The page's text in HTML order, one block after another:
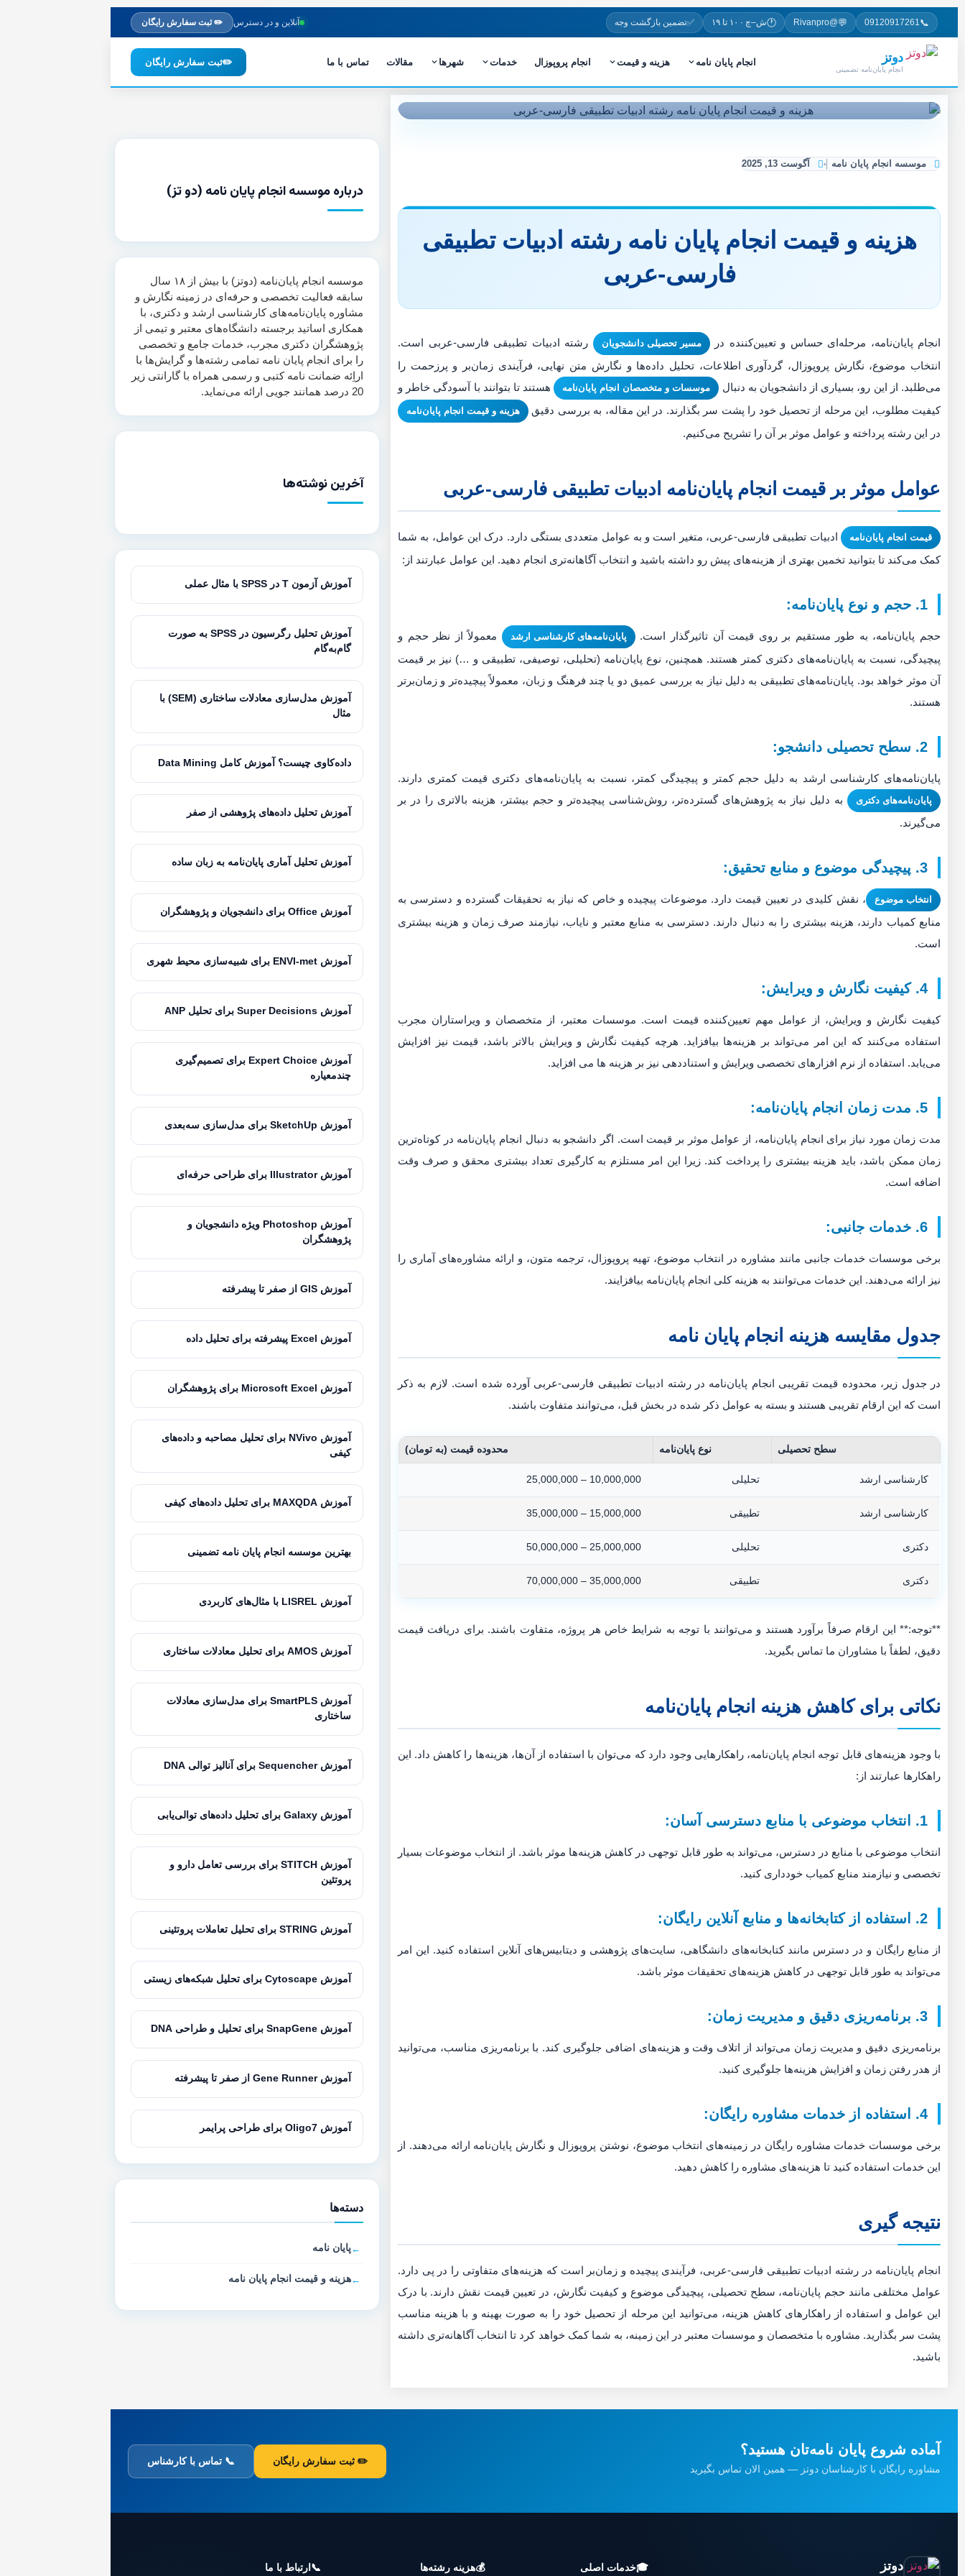
📞
09120917261
💬
@Rivanpro
🕐ش–چ · ۱۰ تا ۱۹ ✅تضمین بازگشت وجه آنلاین و در دسترس ✏️ ثبت سفارش رایگان
دوتز
انجام پایان‌نامه تضمینی
انجام پایان نامه هزینه و قیمت انجام پروپوزال خدمات شهرها مقالات تماس با ما ✏️ثبت سفارش رایگان
موسسه انجام پایان نامه آگوست 13, 2025
هزینه و قیمت انجام پایان نامه رشته ادبیات تطبیقی
فارسی-عربی
انجام پایان‌نامه، مرحله‌ای حساس و تعیین‌کننده در مسیر تحصیلی دانشجویان
رشته ادبیات تطبیقی فارسی-عربی است.
انتخاب موضوع، نگارش پروپوزال، گردآوری اطلاعات، تحلیل داده‌ها و نگارش متن نهایی، فرآیندی زمان‌بر و پرزحمت را
می‌طلبد. از این رو، بسیاری از دانشجویان به دنبال
موسسات و متخصصان انجام پایان‌نامه
هستند تا بتوانند با آسودگی خاطر و
کیفیت مطلوب، این مرحله از تحصیل خود را پشت سر بگذارند. در این مقاله، به بررسی دقیق
هزینه و قیمت انجام پایان‌نامه
در این رشته پرداخته و عوامل موثر بر آن را تشریح می‌کنیم.
عوامل موثر بر قیمت انجام پایان‌نامه ادبیات تطبیقی فارسی-عربی
قیمت انجام پایان‌نامه
ادبیات تطبیقی فارسی-عربی، متغیر است و به عوامل متعددی بستگی دارد. درک این عوامل، به شما
کمک می‌کند تا بتوانید تخمین بهتری از هزینه‌های پیش رو داشته باشید و انتخاب آگاهانه‌تری انجام دهید. این عوامل عبارتند از:
1. حجم و نوع پایان‌نامه:
حجم پایان‌نامه، به طور مستقیم بر روی قیمت آن تاثیرگذار است. پایان‌نامه‌های کارشناسی ارشد
معمولاً از نظر حجم و
پیچیدگی، نسبت به پایان‌نامه‌های دکتری کمتر هستند. همچنین، نوع پایان‌نامه (تحلیلی، توصیفی، تطبیقی و …) نیز بر قیمت
آن موثر خواهد بود. پایان‌نامه‌های تطبیقی به دلیل نیاز به بررسی عمیق دو یا چند فرهنگ و زبان، معمولاً پیچیده‌تر و زمان‌برتر
هستند.
2. سطح تحصیلی دانشجو:
پایان‌نامه‌های کارشناسی ارشد به دلیل حجم کمتر و پیچیدگی کمتر، نسبت به پایان‌نامه‌های دکتری قیمت کمتری دارند.
پایان‌نامه‌های دکتری
به دلیل نیاز به پژوهش‌های گسترده‌تر، روش‌شناسی پیچیده‌تر و حجم بیشتر، هزینه بالاتری را در بر
می‌گیرند.
3. پیچیدگی موضوع و منابع تحقیق:
انتخاب موضوع
، نقش کلیدی در تعیین قیمت دارد. موضوعات پیچیده و خاص که نیاز به تحقیقات گسترده و دسترسی به
منابع کمیاب دارند، هزینه بیشتری را به دنبال دارند. دسترسی به منابع معتبر و نایاب، نیازمند صرف زمان و هزینه بیشتری
است.
4. کیفیت نگارش و ویرایش:
کیفیت نگارش و ویرایش، از عوامل مهم تعیین‌کننده قیمت است. موسسات معتبر، از متخصصان و ویراستاران مجرب
استفاده می‌کنند که این امر می‌تواند بر هزینه‌ها بیافزاید. هرچه کیفیت نگارش و ویرایش بالاتر باشد، قیمت نیز افزایش
می‌یابد. استفاده از نرم افزارهای تخصصی ویرایش و استناددهی نیز بر هزینه ها می افزاید.
5. مدت زمان انجام پایان‌نامه:
مدت زمان مورد نیاز برای انجام پایان‌نامه، از عوامل موثر بر قیمت است. اگر دانشجو به دنبال انجام پایان‌نامه در کوتاه‌ترین
زمان ممکن باشد، باید هزینه بیشتری را پرداخت کند. زیرا این امر مستلزم به کارگیری تعداد بیشتری محقق و صرف وقت
اضافه است.
6. خدمات جانبی:
برخی موسسات خدمات جانبی مانند مشاوره در انتخاب موضوع، تهیه پروپوزال، ترجمه متون، و ارائه مشاوره‌های آماری را
نیز ارائه می‌دهند. این خدمات می‌توانند به هزینه کلی انجام پایان‌نامه بیافزایند.
جدول مقایسه هزینه انجام پایان نامه
در جدول زیر، محدوده قیمت تقریبی انجام پایان‌نامه در رشته ادبیات تطبیقی فارسی-عربی آورده شده است. لازم به ذکر
است که این ارقام تقریبی هستند و بسته به عوامل ذکر شده در بخش قبل، می‌توانند متفاوت باشند.
سطح تحصیلی نوع پایان‌نامه محدوده قیمت (به تومان)
کارشناسی ارشد تحلیلی 10,000,000 – 25,000,000
کارشناسی ارشد تطبیقی 15,000,000 – 35,000,000
دکتری تحلیلی 25,000,000 – 50,000,000
دکتری تطبیقی 35,000,000 – 70,000,000
**توجه:** این ارقام صرفاً برآورد هستند و می‌توانند با توجه به شرایط خاص هر پروژه، متفاوت باشند. برای دریافت قیمت
دقیق، لطفاً با مشاوران ما تماس بگیرید.
نکاتی برای کاهش هزینه انجام پایان‌نامه
با وجود هزینه‌های قابل توجه انجام پایان‌نامه، راهکارهایی وجود دارد که می‌توان با استفاده از آن‌ها، هزینه‌ها را کاهش داد. این
راهکارها عبارتند از:
1. انتخاب موضوعی با منابع دسترسی آسان:
انتخاب موضوعی با منابع در دسترس، می‌تواند به طور قابل توجهی در کاهش هزینه‌ها موثر باشد. از انتخاب موضوعات بسیار
تخصصی و نیازمند منابع کمیاب خودداری کنید.
2. استفاده از کتابخانه‌ها و منابع آنلاین رایگان:
از منابع رایگان و در دسترس مانند کتابخانه‌های دانشگاهی، سایت‌های پژوهشی و دیتابیس‌های آنلاین استفاده کنید. این امر
می‌تواند به طور قابل توجهی در کاهش هزینه‌های تحقیقات موثر باشد.
3. برنامه‌ریزی دقیق و مدیریت زمان:
برنامه‌ریزی دقیق و مدیریت زمان می‌تواند از اتلاف وقت و هزینه‌های اضافی جلوگیری کند. با برنامه‌ریزی مناسب، می‌توانید
از هدر رفتن زمان و افزایش هزینه‌ها جلوگیری کنید.
4. استفاده از خدمات مشاوره رایگان:
برخی موسسات خدمات مشاوره رایگان در زمینه‌های انتخاب موضوع، نوشتن پروپوزال و نگارش پایان‌نامه ارائه می‌دهند. از
این خدمات استفاده کنید تا هزینه‌های مشاوره را کاهش دهید.
نتیجه گیری
انجام پایان‌نامه در رشته ادبیات تطبیقی فارسی-عربی، فرآیندی پیچیده و زمان‌بر است که هزینه‌های متفاوتی را در پی دارد.
عوامل مختلفی مانند حجم پایان‌نامه، سطح تحصیلی، پیچیدگی موضوع و کیفیت نگارش، در تعیین قیمت نقش دارند. با درک
این عوامل و استفاده از راهکارهای کاهش هزینه، می‌توانید این مرحله از تحصیل خود را به صورت بهینه و با هزینه مناسب
پشت سر بگذارید. مشاوره با متخصصان و موسسات معتبر در این زمینه، به شما کمک خواهد کرد تا انتخاب آگاهانه‌تری داشته
باشید.
درباره موسسه انجام پایان نامه (دو تز)
موسسه انجام پایان‌نامه (دوتز) با بیش از ۱۸ سال
سابقه فعالیت تخصصی و حرفه‌ای در زمینه نگارش و
مشاوره پایان‌نامه‌های کارشناسی ارشد و دکتری، با
همکاری اساتید برجسته دانشگاه‌های معتبر و تیمی از
پژوهشگران دکتری مجرب، خدمات جامع و تخصصی
را برای انجام پایان نامه تمامی رشته‌ها و گرایش‌ها با
اراِئه ضمانت نامه کتبی و رسمی همراه با گارانتی زیر
20 درصد همانند جویی ارائه می‌نماید.
آخرین نوشته‌ها
آموزش آزمون T در SPSS با مثال عملی
آموزش تحلیل رگرسیون در SPSS به صورت
گام‌به‌گام
آموزش مدل‌سازی معادلات ساختاری (SEM) با
مثال
داده‌کاوی چیست؟ آموزش کامل Data Mining
آموزش تحلیل داده‌های پژوهشی از صفر
آموزش تحلیل آماری پایان‌نامه به زبان ساده
آموزش Office برای دانشجویان و پژوهشگران
آموزش ENVI-met برای شبیه‌سازی محیط شهری
آموزش Super Decisions برای تحلیل ANP
آموزش Expert Choice برای تصمیم‌گیری
چندمعیاره
آموزش SketchUp برای مدل‌سازی سه‌بعدی
آموزش Illustrator برای طراحی حرفه‌ای
آموزش Photoshop ویژه دانشجویان و
پژوهشگران
آموزش GIS از صفر تا پیشرفته
آموزش Excel پیشرفته برای تحلیل داده
آموزش Microsoft Excel برای پژوهشگران
آموزش NVivo برای تحلیل مصاحبه و داده‌های
کیفی
آموزش MAXQDA برای تحلیل داده‌های کیفی
بهترین موسسه انجام پایان نامه تضمینی
آموزش LISREL با مثال‌های کاربردی
آموزش AMOS برای تحلیل معادلات ساختاری
آموزش SmartPLS برای مدل‌سازی معادلات
ساختاری
آموزش Sequencher برای آنالیز توالی DNA
آموزش Galaxy برای تحلیل داده‌های توالی‌یابی
آموزش STITCH برای بررسی تعامل دارو و
پروتئین
آموزش STRING برای تحلیل تعاملات پروتئینی
آموزش Cytoscape برای تحلیل شبکه‌های زیستی
آموزش SnapGene برای تحلیل و طراحی DNA
آموزش Gene Runner از صفر تا پیشرفته
آموزش Oligo7 برای طراحی پرایمر
دسته‌ها
پایان نامه
هزینه و قیمت انجام پایان نامه
آماده شروع پایان نامه‌تان هستید؟
مشاوره رایگان با کارشناسان دوتز — همین الان تماس بگیرید
✏️ ثبت سفارش رایگان 📞 تماس با کارشناس
دوتز 🎓خدمات اصلی 💰هزینه رشته‌ها 📞 ارتباط با ما